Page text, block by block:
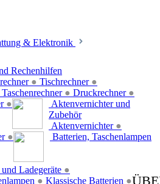
& Elektronik
Rechenhilfen
● Tischrechner ●
● Druckrechner ●
●
Aktenvernichter und
Zubehör
Aktenvernichter ●
● Batterien, Taschenlampen
Ladegeräte ●
● Klassische Batterien ●